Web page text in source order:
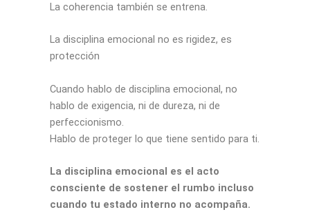
La coherencia también se entrena.
La disciplina emocional no es rigidez, es
protección
Cuando hablo de disciplina emocional, no
hablo de exigencia, ni de dureza, ni de
perfeccionismo.
Hablo de proteger lo que tiene sentido para ti.
La disciplina emocional es el acto
consciente de sostener el rumbo incluso
cuando tu estado interno no acompaña.